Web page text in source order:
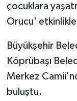
çocuklara
Orucu'
Büyükşehir
Köprübaşı
Merkez
buluştu.